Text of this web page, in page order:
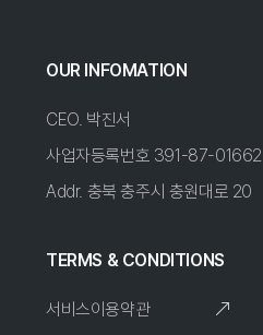
OUR INFOMATION
CEO. 박진서
사업자등록번호 391-87-01662
Addr. 충북 충주시 충원대로 20
TERMS & CONDITIONS
서비스이용약관